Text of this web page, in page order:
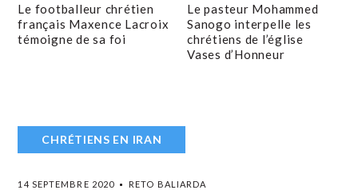
Le footballeur chrétien
français Maxence Lacroix
témoigne de sa foi
Le pasteur Mohammed
Sanogo interpelle les
chrétiens de l’église
Vases d’Honneur
CHRÉTIENS EN IRAN
14 SEPTEMBRE 2020 RETO BALIARDA